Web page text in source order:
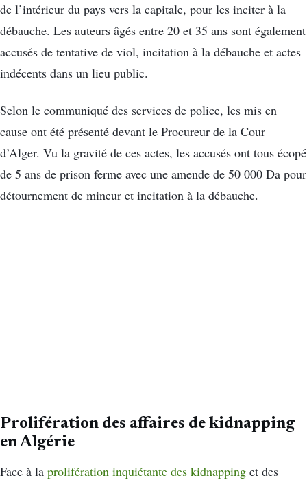
de l’intérieur du pays vers la capitale, pour les inciter à la
débauche. Les auteurs âgés entre 20 et 35 ans sont également
accusés de tentative de viol, incitation à la débauche et actes
indécents dans un lieu public.
Selon le communiqué des services de police, les mis en
cause ont été présenté devant le Procureur de la Cour
d’Alger. Vu la gravité de ces actes, les accusés ont tous écopé
de 5 ans de prison ferme avec une amende de 50 000 Da pour
détournement de mineur et incitation à la débauche.
Prolifération des affaires de kidnapping
en Algérie
Face à la prolifération inquiétante des kidnapping et des